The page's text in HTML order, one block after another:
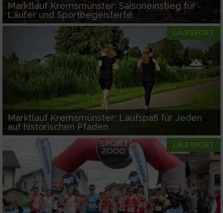
Marktlauf Kremsmünster: Saisoneinstieg für
Läufer und Sportbegeisterte
LAUFSPORT
Marktlauf Kremsmünster: Laufspaß für Jeden
auf historischen Pfaden
LAUFSPORT